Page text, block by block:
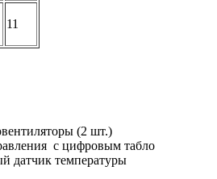
11
(2 шт.)
с цифровым табло
датчик температуры